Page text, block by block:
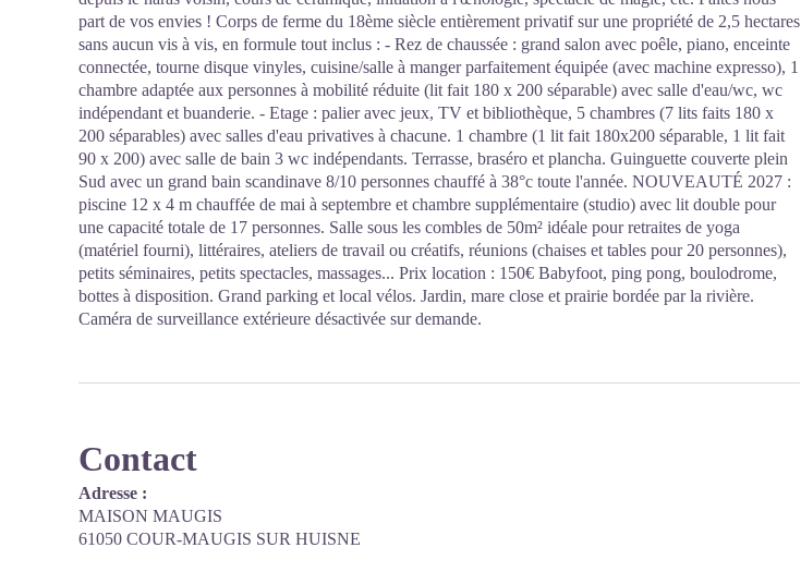
part de vos envies ! Corps de ferme du 18ème siècle entièrement privatif sur une propriété de 2,5 hectares
sans aucun vis à vis, en formule tout inclus : - Rez de chaussée : grand salon avec poêle, piano, enceinte
connectée, tourne disque vinyles, cuisine/salle à manger parfaitement équipée (avec machine expresso), 1
chambre adaptée aux personnes à mobilité réduite (lit fait 180 x 200 séparable) avec salle d'eau/wc, wc
indépendant et buanderie. - Etage : palier avec jeux, TV et bibliothèque, 5 chambres (7 lits faits 180 x
200 séparables) avec salles d'eau privatives à chacune. 1 chambre (1 lit fait 180x200 séparable, 1 lit fait
90 x 200) avec salle de bain 3 wc indépendants. Terrasse, braséro et plancha. Guinguette couverte plein
Sud avec un grand bain scandinave 8/10 personnes chauffé à 38°c toute l'année. NOUVEAUTÉ 2027 :
piscine 12 x 4 m chauffée de mai à septembre et chambre supplémentaire (studio) avec lit double pour
une capacité totale de 17 personnes. Salle sous les combles de 50m² idéale pour retraites de yoga
(matériel fourni), littéraires, ateliers de travail ou créatifs, réunions (chaises et tables pour 20 personnes),
petits séminaires, petits spectacles, massages... Prix location : 150€ Babyfoot, ping pong, boulodrome,
bottes à disposition. Grand parking et local vélos. Jardin, mare close et prairie bordée par la rivière.
Caméra de surveillance extérieure désactivée sur demande.
Contact
Adresse :
MAISON MAUGIS
61050 COUR-MAUGIS SUR HUISNE